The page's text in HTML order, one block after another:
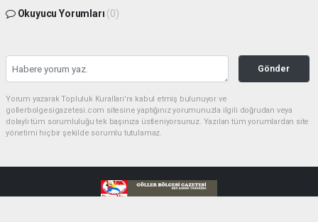
Okuyucu Yorumları (0)
Gönder
Yorum yazarak Topluluk Kuralları’nı kabul etmiş bulunuyor ve
gollerbolgesigazetesi.com sitesine yaptığınız yorumunuzla ilgili doğrudan veya
dolaylı tüm sorumluluğu tek başınıza üstleniyorsunuz. Yazılan tüm yorumlardan site
yönetimi hiçbir şekilde sorumlu tutulamaz.